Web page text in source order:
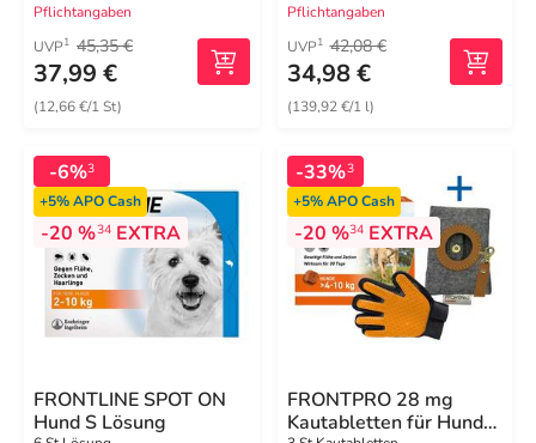
Pflichtangaben
UVP1 45,35 €
37,99 €
(12,66 €/1 St)
Pflichtangaben
UVP1 42,08 €
34,98 €
(139,92 €/1 l)
-6%3
+5%APO Cash
-20 %34EXTRA
FRONTLINE SPOT ON
Hund S Lösung
-33%3
+5%APO Cash
-20 %34 EXTRA
FRONTPRO 28 mg
Kautabletten für Hunde